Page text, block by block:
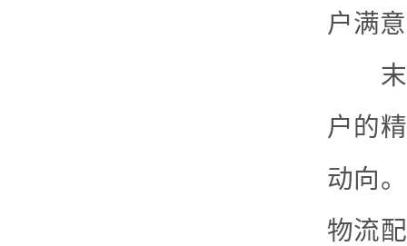
户满
末端
户的
动向
物流